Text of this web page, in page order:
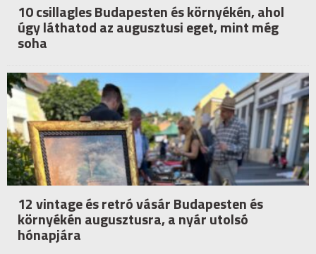
10 csillagles Budapesten és környékén, ahol
úgy láthatod az augusztusi eget, mint még
soha
12 vintage és retró vásár Budapesten és
környékén augusztusra, a nyár utolsó
hónapjára